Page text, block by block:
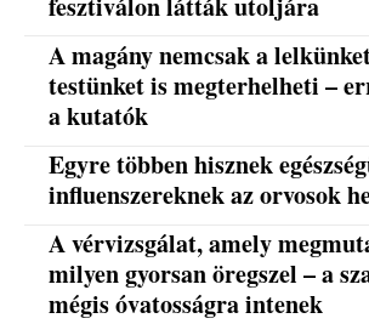
A magány nemcsak a
testünket is megterhelheti –
a kutatók
Egyre többen hisznek
influenszereknek az orvosok
A vérvizsgálat, amely
milyen gyorsan öregszel – a
mégis óvatosságra intenek